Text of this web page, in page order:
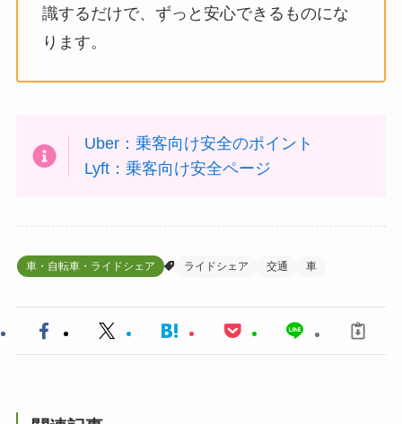
識するだけで、ずっと安心できるものにな
ります。
Uber：乗客向け安全のポイント
Lyft：乗客向け安全ページ
車・自転車・ライドシェア ライドシェア 交通 車